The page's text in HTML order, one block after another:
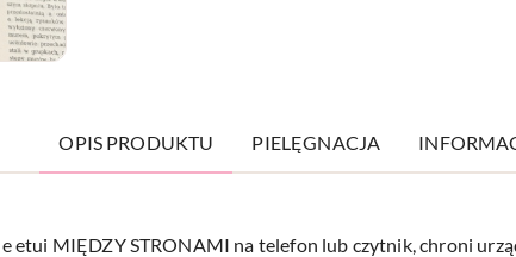
OPIS PRODUKTU PIELĘGNACJA
etui MIĘDZY STRONAMI na telefon lub czytnik, chroni